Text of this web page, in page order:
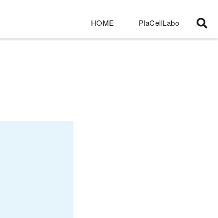
HOME PlaCellLabo